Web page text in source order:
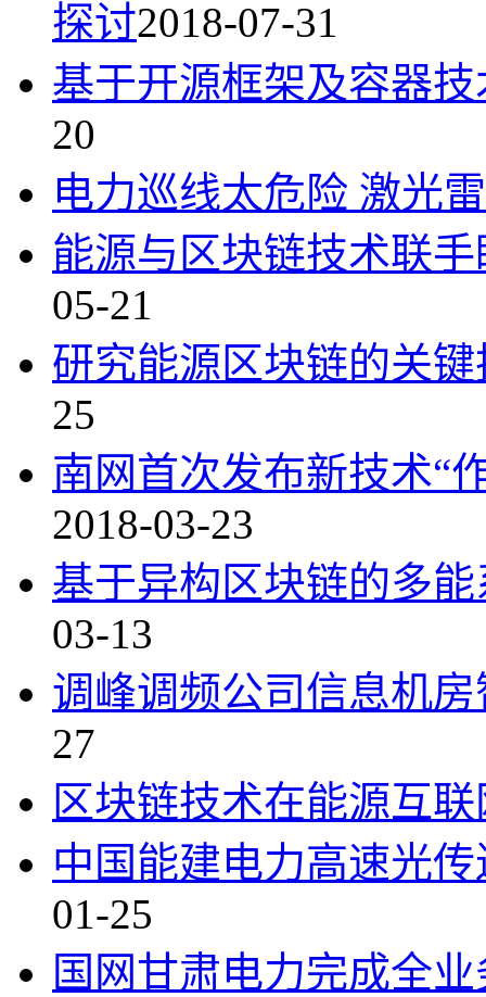
探讨2018-07-31
基于开源框架及容器
20
电力巡线太危险 激光
能源与区块链技术联
05-21
研究能源区块链的关
25
南网首次发布新技术“
2018-03-23
基于异构区块链的多
03-13
调峰调频公司信息机
27
区块链技术在能源互
中国能建电力高速光
01-25
国网甘肃电力完成全